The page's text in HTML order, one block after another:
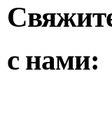
с нами: